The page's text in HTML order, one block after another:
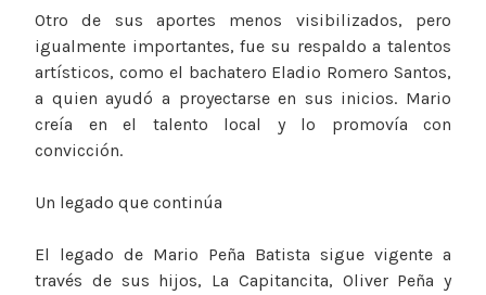
Otro de sus aportes menos visibilizados, pero
igualmente importantes, fue su respaldo a talentos
artísticos, como el bachatero Eladio Romero Santos,
a quien ayudó a proyectarse en sus inicios. Mario
creía en el talento local y lo promovía con
convicción.
Un legado que continúa
El legado de Mario Peña Batista sigue vigente a
través de sus hijos, La Capitancita, Oliver Peña y